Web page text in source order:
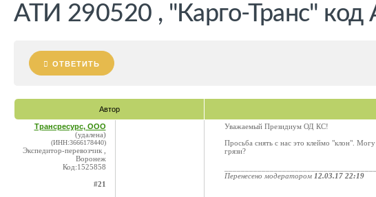
АТИ 290520 , "Карго-Транс"
ОТВЕТИТЬ
Автор
Трансресурс, ООО
(удалена)
(ИНН:3666178440)
Экспедитор-перевозчик ,
Воронеж
Код:1525858
#21
Уважаемый Президиум ОД КС!
Просьба снять с нас это клеймо "клон".
грязи?
Перенесено модератором 12.03.17 22:19